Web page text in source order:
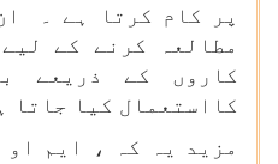
پر کام کرتا ہے ۔
مطالعہ کرنے کے
کاروں کے ذریعے
کااستعمال کیا جاتا
مزید یہ کہ ، ایم